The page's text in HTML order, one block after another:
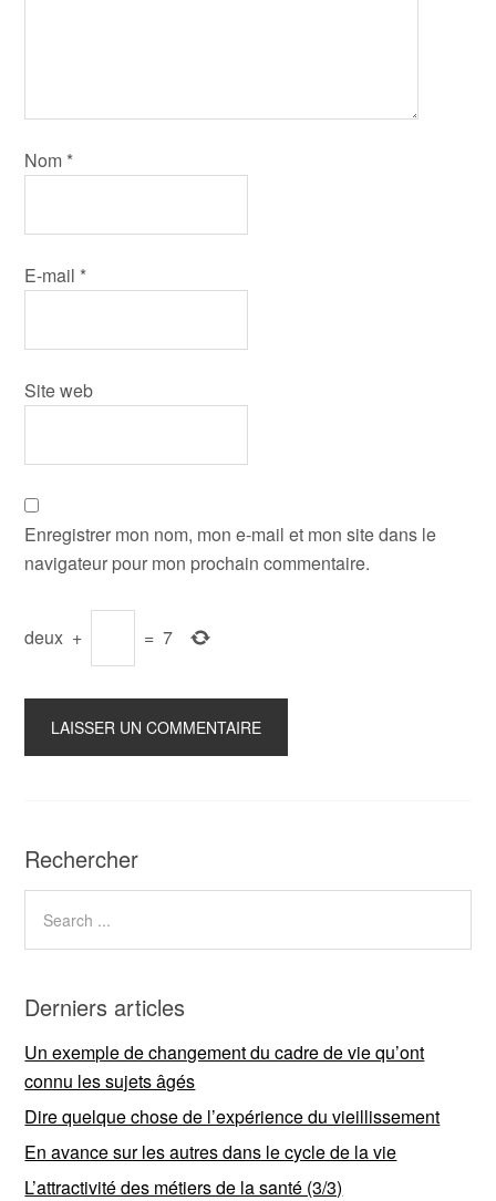
Nom *
E-mail *
Site web
Enregistrer mon nom, mon e-mail et mon site dans le
navigateur pour mon prochain commentaire.
deux + = 7
Rechercher
Derniers articles
Un exemple de changement du cadre de vie qu’ont
connu les sujets âgés
Dire quelque chose de l’expérience du vieillissement
En avance sur les autres dans le cycle de la vie
L’attractivité des métiers de la santé (3/3)